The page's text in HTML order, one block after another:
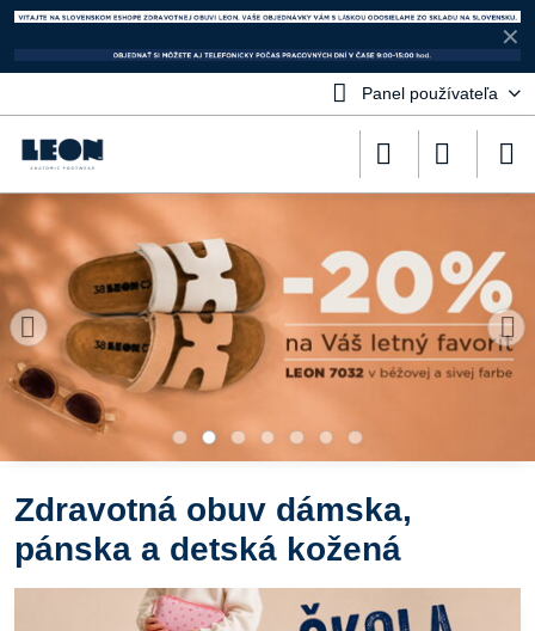
✕
Panel používateľa
Zdravotná obuv dámska,
pánska a detská kožená